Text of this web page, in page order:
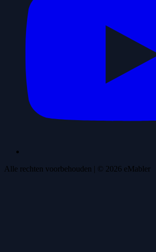
Alle rechten voorbehouden | © 2026 eMabler